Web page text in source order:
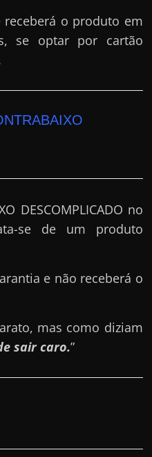
receberá o produto em
se optar por cartão
DESCOMPLICADO no
se de um produto
e não receberá o
mas como diziam
sair caro.”